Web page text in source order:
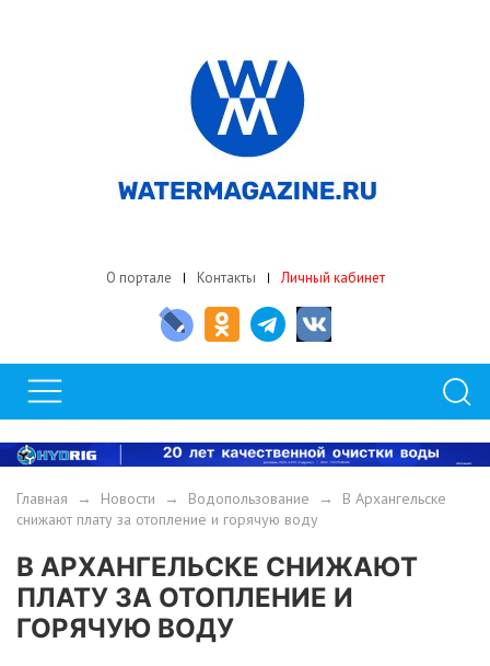
О портале Контакты Личный кабинет
Главная → Новости → Водопользование → В Архангельске
снижают плату за отопление и горячую воду
В АРХАНГЕЛЬСКЕ СНИЖАЮТ
ПЛАТУ ЗА ОТОПЛЕНИЕ И
ГОРЯЧУЮ ВОДУ